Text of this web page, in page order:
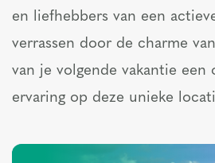
en liefhebbers van een
verrassen door de charme
van je volgende vakantie een
ervaring op deze unieke